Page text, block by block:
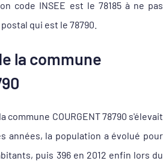
code INSEE est le 78185 à ne pas
qui est le 78790.
la commune
commune COURGENT 78790 s'élevait
années, la population a évolué pour
puis 396 en 2012 enfin lors du